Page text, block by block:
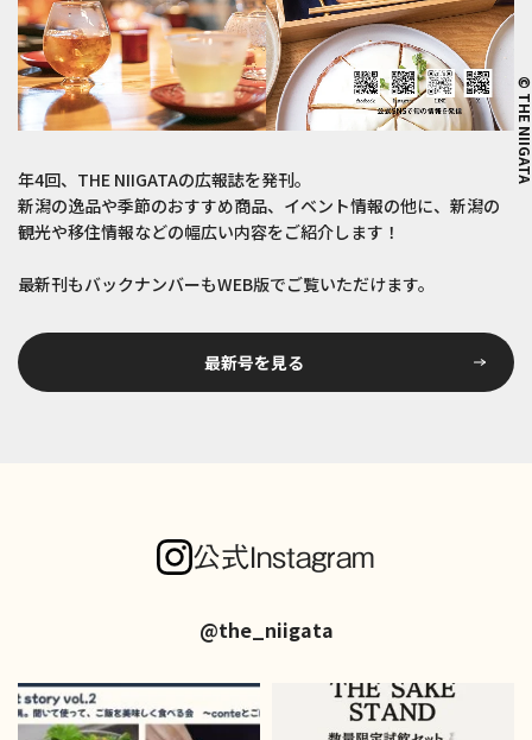
年4回、THE NIIGATAの広報誌を発刊。
新潟の逸品や季節のおすすめ商品、イベント情報の他に、新潟の
観光や移住情報などの幅広い内容をご紹介します！
最新刊もバックナンバーもWEB版でご覧いただけます。
最新号を見る
公式Instagram
@the_niigata
© THE